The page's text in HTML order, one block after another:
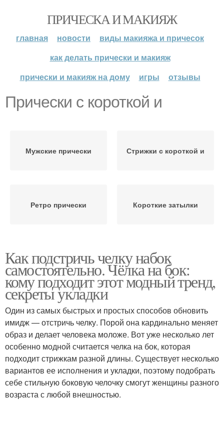
ПРИЧЕСКА И МАКИЯЖ
главная новости
виды макияжа и причесок
как делать прически и макияж
прически и макияж на дому
игры отзывы
Прически с короткой и
Мужские прически Стрижки с короткой и
Ретро прически Короткие затылки
Как подстричь челку набок
самостоятельно. Чёлка на бок:
кому подходит этот модный тренд,
секреты укладки
Один из самых быстрых и простых способов обновить
имидж — отстричь челку. Порой она кардинально меняет
образ и делает человека моложе. Вот уже несколько лет
особенно модной считается челка на бок, которая
подходит стрижкам разной длины. Существует несколько
вариантов ее исполнения и укладки, поэтому подобрать
себе стильную боковую челочку смогут женщины разного
возраста с любой внешностью.